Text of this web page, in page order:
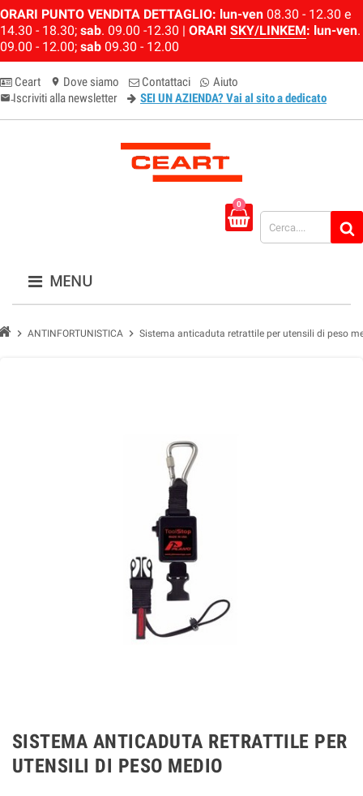
ORARI PUNTO VENDITA DETTAGLIO: lun-ven 08.30 - 12.30 e
14.30 - 18.30; sab. 09.00 -12.30 | ORARI SKY/LINKEM: lun-ven.
09.00 - 12.00; sab 09.30 - 12.00
Ceart location_on Dove siamo Contattaci Aiuto
email-newsletter
Iscriviti alla newsletter SEI UN AZIENDA? Vai al sito a dedicato
0
MENU
chevron_right ANTINFORTUNISTICA chevron_right Sistema anticaduta retrattile per utensili di peso
SISTEMA ANTICADUTA RETRATTILE PER
UTENSILI DI PESO MEDIO